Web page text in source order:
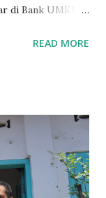
di Bank UMKM
Anggota Komisi
mereka. "
dan
mengetahui ada
para pelaku
READ MORE